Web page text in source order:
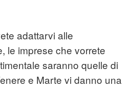
adattarvi alle
le imprese che vorrete
saranno quelle di
e Marte vi danno una